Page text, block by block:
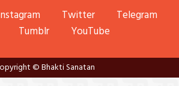
Twitter
Telegram
Tumblr YouTube
© Bhakti Sanatan